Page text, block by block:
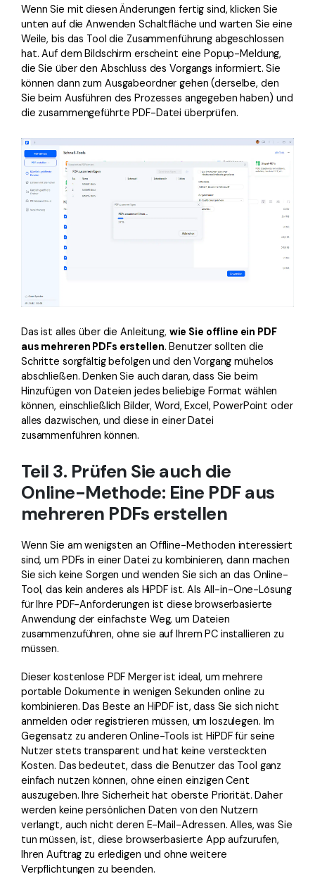
Wenn Sie mit diesen Änderungen fertig sind, klicken Sie
unten auf die Anwenden Schaltfläche und warten Sie eine
Weile, bis das Tool die Zusammenführung abgeschlossen
hat. Auf dem Bildschirm erscheint eine Popup-Meldung,
die Sie über den Abschluss des Vorgangs informiert. Sie
können dann zum Ausgabeordner gehen (derselbe, den
Sie beim Ausführen des Prozesses angegeben haben) und
die zusammengeführte PDF-Datei überprüfen.
Das ist alles über die Anleitung, wie Sie offline ein PDF
aus mehreren PDFs erstellen. Benutzer sollten die
Schritte sorgfältig befolgen und den Vorgang mühelos
abschließen. Denken Sie auch daran, dass Sie beim
Hinzufügen von Dateien jedes beliebige Format wählen
können, einschließlich Bilder, Word, Excel, PowerPoint oder
alles dazwischen, und diese in einer Datei
zusammenführen können.
Teil 3. Prüfen Sie auch die
Online-Methode: Eine PDF aus
mehreren PDFs erstellen
Wenn Sie am wenigsten an Offline-Methoden interessiert
sind, um PDFs in einer Datei zu kombinieren, dann machen
Sie sich keine Sorgen und wenden Sie sich an das Online-
Tool, das kein anderes als HiPDF ist. Als All-in-One-Lösung
für Ihre PDF-Anforderungen ist diese browserbasierte
Anwendung der einfachste Weg, um Dateien
zusammenzuführen, ohne sie auf Ihrem PC installieren zu
müssen.
Dieser kostenlose PDF Merger ist ideal, um mehrere
portable Dokumente in wenigen Sekunden online zu
kombinieren. Das Beste an HiPDF ist, dass Sie sich nicht
anmelden oder registrieren müssen, um loszulegen. Im
Gegensatz zu anderen Online-Tools ist HiPDF für seine
Nutzer stets transparent und hat keine versteckten
Kosten. Das bedeutet, dass die Benutzer das Tool ganz
einfach nutzen können, ohne einen einzigen Cent
auszugeben. Ihre Sicherheit hat oberste Priorität. Daher
werden keine persönlichen Daten von den Nutzern
verlangt, auch nicht deren E-Mail-Adressen. Alles, was Sie
tun müssen, ist, diese browserbasierte App aufzurufen,
Ihren Auftrag zu erledigen und ohne weitere
Verpflichtungen zu beenden.